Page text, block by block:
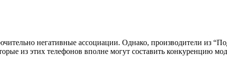
негативные ассоциации. Однако, производители из
из этих телефонов вполне могут составить конкуренцию